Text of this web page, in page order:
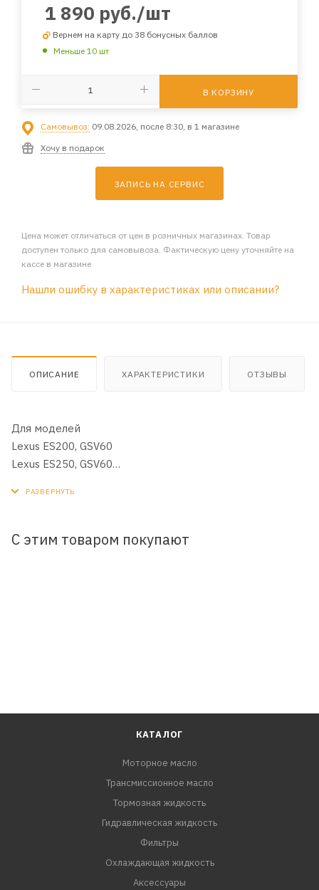
1 890 руб./шт
Вернем на карту до 38 бонусных баллов
Меньше 10 шт
В КОРЗИНУ
Самовывоз: 09.08.2026, после 8:30, в 1 магазине
Хочу в подарок
ЗАПИСЬ НА СЕРВИС
Цена может отличаться от цен в розничных магазинах. Товар
доступен только для самовывоза. Фактическую цену уточняйте на
кассе в магазине
Нашли ошибку в характеристиках или описании?
ОПИСАНИЕ ХАРАКТЕРИСТИКИ ОТЗЫВЫ
Для моделей
Lexus ES200, GSV60
Lexus ES250, GSV60
Lexus NX200t, AGZ10, AGZ15, AGZ15L
Toyota Avalon, GSX30, GSX40
Toyota Camry, GSV40, GSV50
Toyota Estima, GSR50, GSR50W, GSR55, GSR55W
Toyota Highlander, GSU50, GSU55, GSU55L
Toyota Kluger V, GSU50, GSU55
С этим товаром покупают
КАТАЛОГ
Моторное масло
Трансмиссионное масло
Тормозная жидкость
Гидравлическая жидкость
Фильтры
Охлаждающая жидкость
Аксессуары